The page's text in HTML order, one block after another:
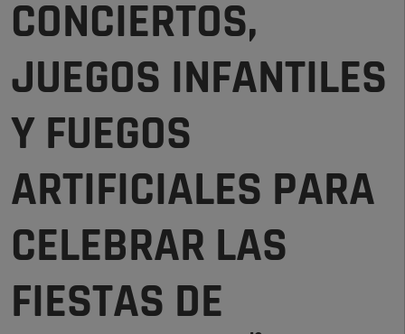
CONCIERTOS,
JUEGOS INFANTILES
Y FUEGOS
ARTIFICIALES PARA
CELEBRAR LAS
FIESTAS DE